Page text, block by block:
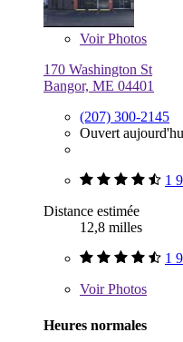
VoirPhotos
170 Washington St
Bangor, ME 04401
(207) 300-2145
Ouvert
1
Distance estimée
12,8 milles
1
VoirPhotos
Heures normales